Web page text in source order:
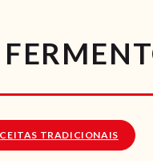
TRADICIONAIS